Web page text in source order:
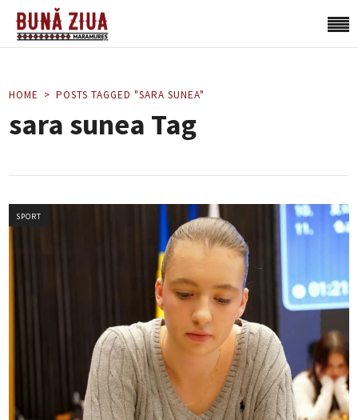
HOME POSTS TAGGED "SARA SUNEA"
sara sunea Tag
SPORT